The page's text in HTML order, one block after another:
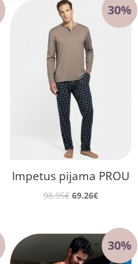
30%
Impetus pijama PROU
98.95€ El
era:
98.95€.
69.26€El
actual
es:
69.26€.
30%